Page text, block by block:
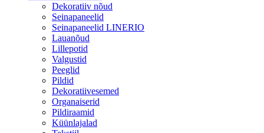
Dekoratiiv nõud
Seinapaneelid
Seinapaneelid LINERIO
Lauanõud
Lillepotid
Valgustid
Peeglid
Pildid
Dekoratiivesemed
Organaiserid
Pildiraamid
Küünlajalad